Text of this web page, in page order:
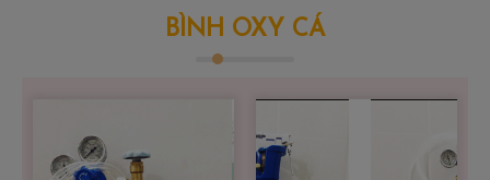
BÌNH OXY CÁ